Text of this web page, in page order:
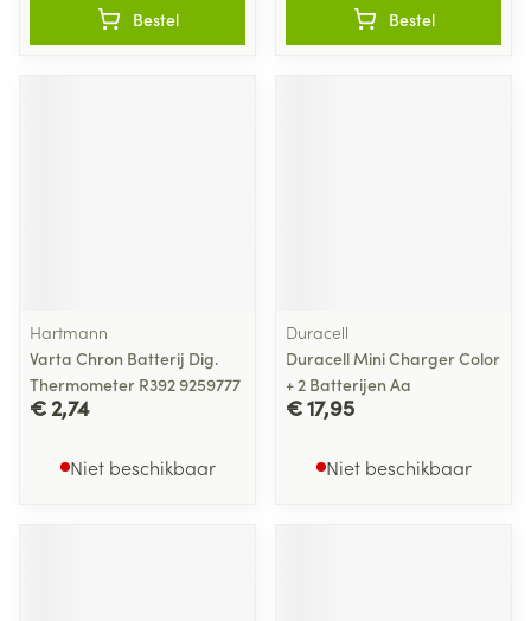
Bestel Bestel
Hartmann
Varta Chron Batterij Dig.
Thermometer R392 9259777
€ 2,74
Niet beschikbaar
Duracell
Duracell Mini Charger Color
+ 2 Batterijen Aa
€ 17,95
Niet beschikbaar